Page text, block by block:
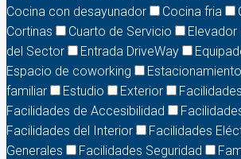
Cocina con desayunador
Cocina fria
Cortinas
Cuarto de Servicio
del Sector
Entrada DriveWay
Espacio de coworking
familiar
Estudio Exterior
Facilidades de Accesibilidad
Facilidades del Interior
Facilidades
Generales
Facilidades Seguridad